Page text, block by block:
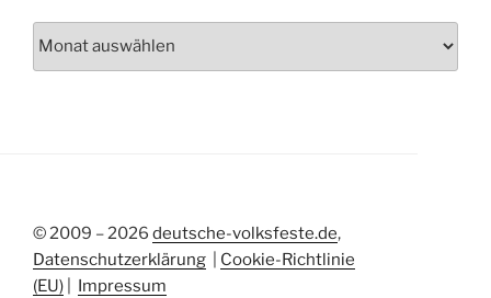
o
e
n
© 2009 – 2026 deutsche-volksfeste.de,
Datenschutzerklärung
Cookie-Richtlinie
(EU)
Impressum